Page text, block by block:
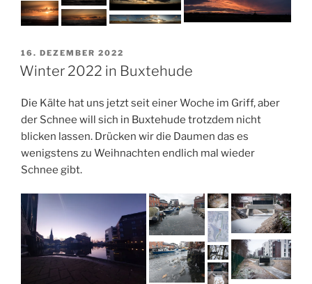
VERÖFFENTLICHT
AM
16. DEZEMBER 2022
Winter 2022 in Buxtehude
Die Kälte hat uns jetzt seit einer Woche im Griff, aber
der Schnee will sich in Buxtehude trotzdem nicht
blicken lassen. Drücken wir die Daumen das es
wenigstens zu Weihnachten endlich mal wieder
Schnee gibt.